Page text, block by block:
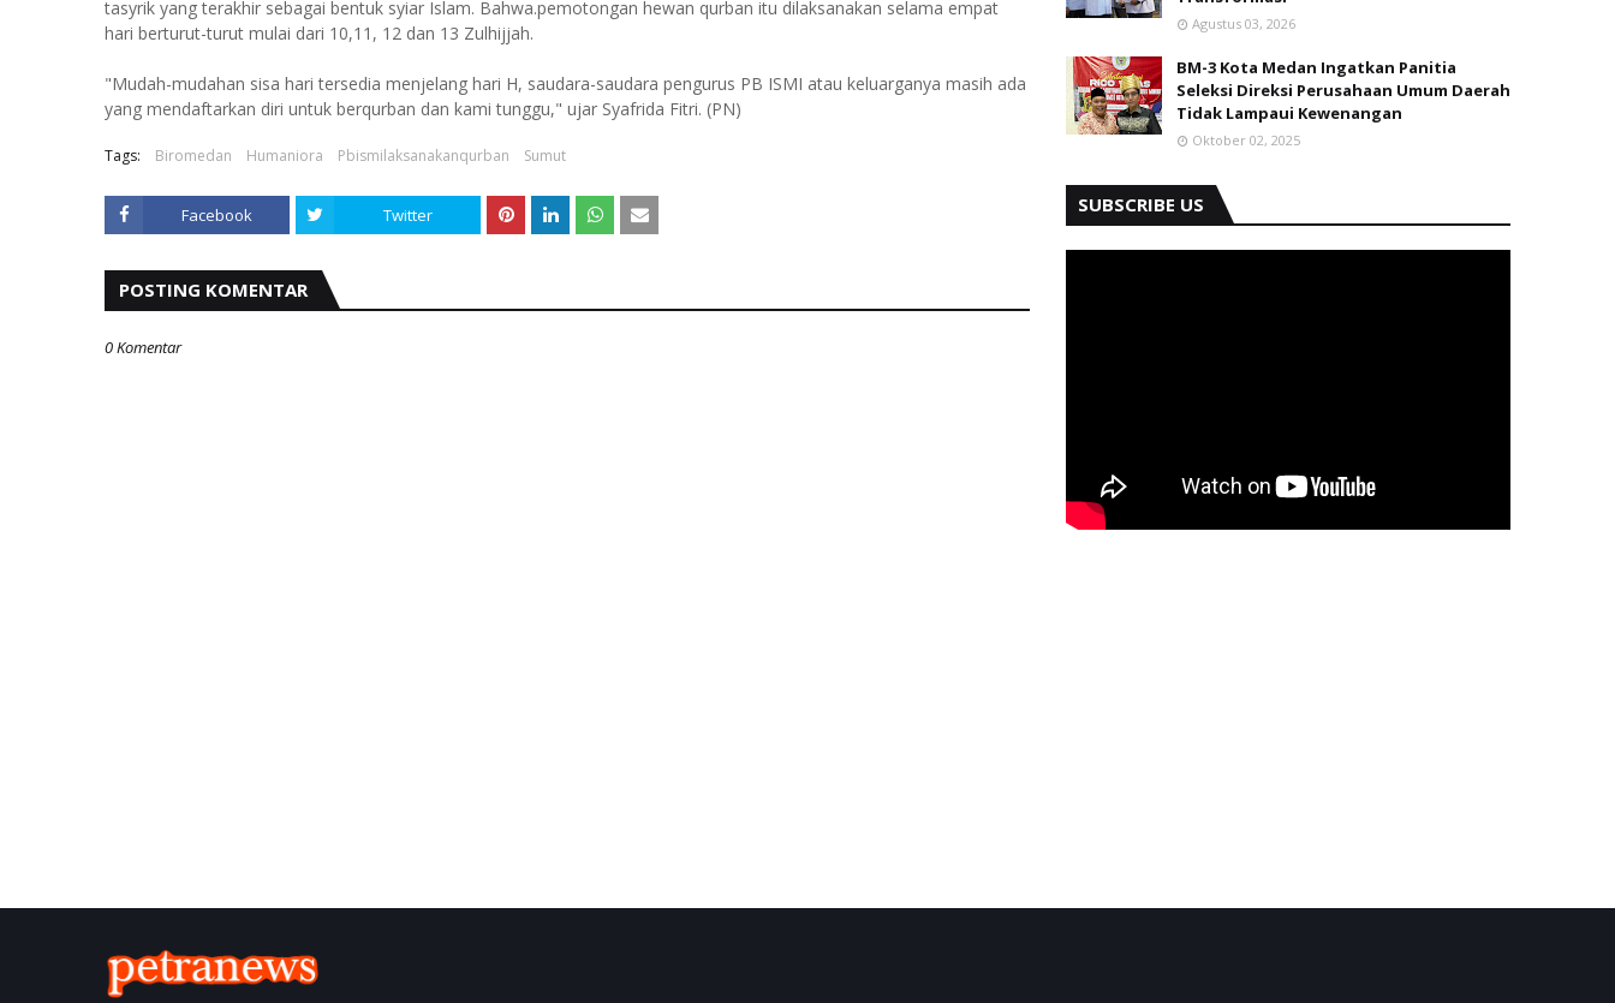
tasyrik yang terakhir sebagai bentuk syiar Islam. Bahwa.pemotongan hewan qurban itu dilaksanakan selama empat
hari berturut-turut mulai dari 10,11, 12 dan 13 Zulhijjah.
"Mudah-mudahan sisa hari tersedia menjelang hari H, saudara-saudara pengurus PB ISMI atau keluarganya masih ada
yang mendaftarkan diri untuk berqurban dan kami tunggu," ujar Syafrida Fitri. (PN)
Tags: Biromedan Humaniora Pbismilaksanakanqurban Sumut
Facebook Twitter
POSTING KOMENTAR
0 Komentar
Agustus 03, 2026
BM-3 Kota Medan Ingatkan Panitia
Seleksi Direksi Perusahaan Umum Daerah
Tidak Lampaui Kewenangan
Oktober 02, 2025
SUBSCRIBE US